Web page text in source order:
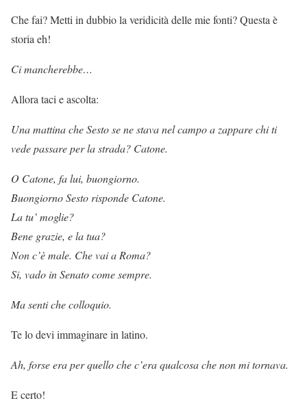
Che fai? Metti in dubbio la veridicità delle mie fonti? Questa è
storia eh!
Ci mancherebbe…
Allora taci e ascolta:
Una mattina che Sesto se ne stava nel campo a zappare chi ti
vede passare per la strada? Catone.
O Catone, fa lui, buongiorno.
Buongiorno Sesto risponde Catone.
La tu’ moglie?
Bene grazie, e la tua?
Non c’è male. Che vai a Roma?
Si, vado in Senato come sempre.
Ma senti che colloquio.
Te lo devi immaginare in latino.
Ah, forse era per quello che c’era qualcosa che non mi tornava.
E certo!